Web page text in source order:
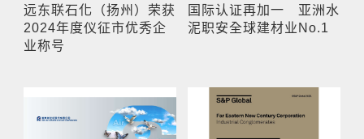
远东联石化（扬州）荣获
2024年度仪征市优秀企
业称号
国际认证再加一 亚洲水
泥职安全球建材业No.1